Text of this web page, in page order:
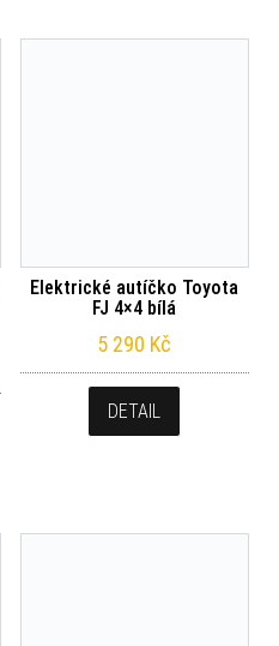
Elektrické autíčko Toyota
FJ 4×4 bílá
5 290 Kč
DETAIL